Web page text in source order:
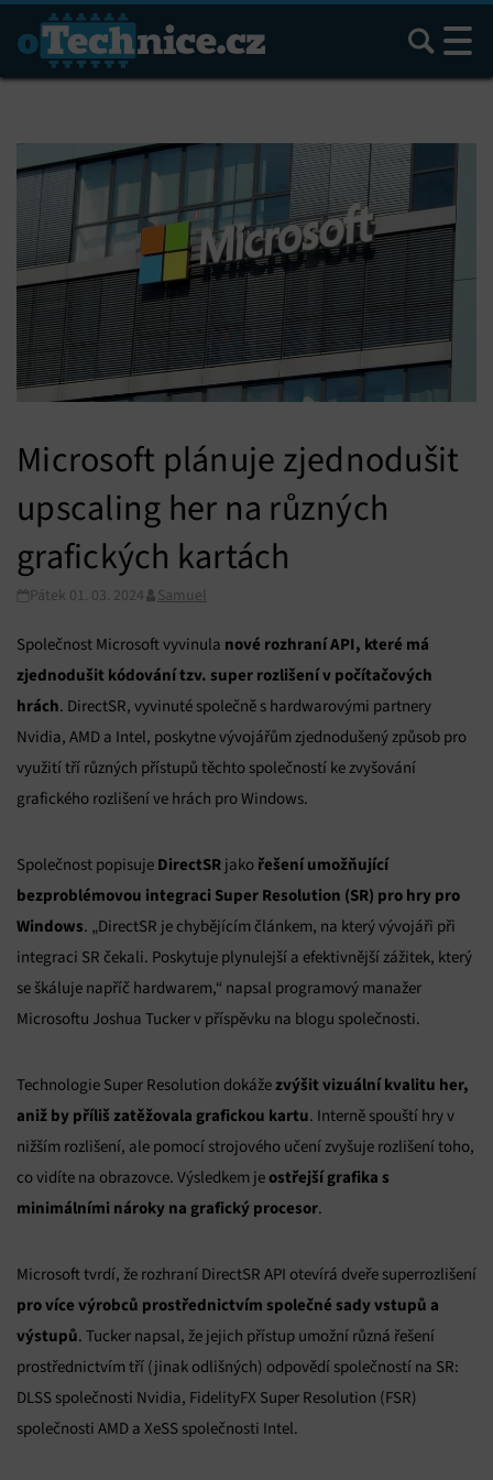
Hledat
Microsoft plánuje zjednodušit
upscaling her na různých
grafických kartách
Pátek 01. 03. 2024 Samuel
Společnost Microsoft vyvinula nové rozhraní API, které má
zjednodušit kódování tzv. super rozlišení v počítačových
hrách. DirectSR, vyvinuté společně s hardwarovými partnery
Nvidia, AMD a Intel, poskytne vývojářům zjednodušený způsob pro
využití tří různých přístupů těchto společností ke zvyšování
grafického rozlišení ve hrách pro Windows.
Společnost popisuje DirectSR jako řešení umožňující
bezproblémovou integraci Super Resolution (SR) pro hry pro
Windows. „DirectSR je chybějícím článkem, na který vývojáři při
integraci SR čekali. Poskytuje plynulejší a efektivnější zážitek, který
se škáluje napříč hardwarem,“ napsal programový manažer
Microsoftu Joshua Tucker v příspěvku na blogu společnosti.
Technologie Super Resolution dokážezvýšit vizuální kvalitu her,
aniž by příliš zatěžovala grafickou kartu. Interně spouští hry v
nižším rozlišení, ale pomocí strojového učení zvyšuje rozlišení toho,
co vidíte na obrazovce. Výsledkem jeostřejší grafika s
minimálními nároky na grafický procesor.
Microsoft tvrdí, že rozhraní DirectSR API otevírá dveře superrozlišení
pro více výrobců prostřednictvím společné sady vstupů a
výstupů. Tucker napsal, že jejich přístup umožní různá řešení
prostřednictvím tří (jinak odlišných) odpovědí společností na SR:
DLSS společnosti Nvidia, FidelityFX Super Resolution (FSR)
společnosti AMD a XeSS společnosti Intel.